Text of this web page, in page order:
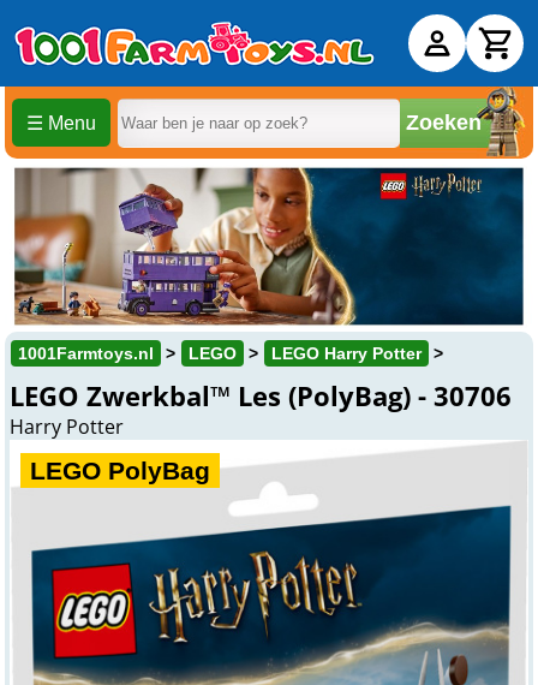
☰ Menu Zoeken
1001Farmtoys.nl LEGO LEGO Harry Potter
LEGO Zwerkbal™ Les (PolyBag) - 30706
Harry Potter
LEGO PolyBag